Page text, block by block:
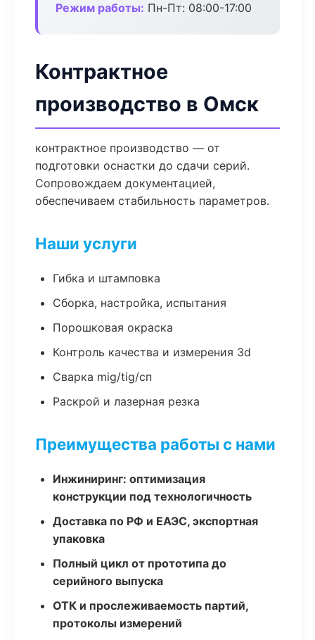
Режим работы: Пн-Пт: 08:00-17:00
Контрактное
производство в Омск
контрактное производство — от
подготовки оснастки до сдачи серий.
Сопровождаем документацией,
обеспечиваем стабильность параметров.
Наши услуги
Гибка и штамповка
Сборка, настройка, испытания
Порошковая окраска
Контроль качества и измерения 3d
Сварка mig/tig/сп
Раскрой и лазерная резка
Преимущества работы с нами
Инжиниринг: оптимизация
конструкции под технологичность
Доставка по РФ и ЕАЭС, экспортная
упаковка
Полный цикл от прототипа до
серийного выпуска
ОТК и прослеживаемость партий,
протоколы измерений